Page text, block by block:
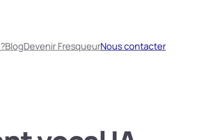
BlogDevenir FresqueurNous contacter